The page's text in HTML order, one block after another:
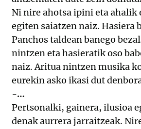
Ni nire ahotsa ipini eta ahalik
egiten saiatzen naiz. Hasiera
Panchos taldean banego
nintzen eta hasieratik oso
naiz. Aritua nintzen musika
eurekin asko ikasi dut
-…
Pertsonalki, gainera, ilusioa
denak aurrera jarraitzeak.